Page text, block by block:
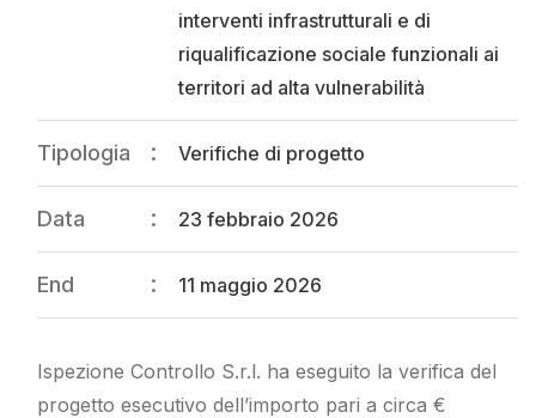
interventi infrastrutturali e di
riqualificazione sociale funzionali ai
territori ad alta vulnerabilità
Tipologia Verifiche di progetto
Data 23 febbraio 2026
End 11 maggio 2026
Ispezione Controllo S.r.l. ha eseguito la verifica del
progetto esecutivo dell’importo pari a circa €